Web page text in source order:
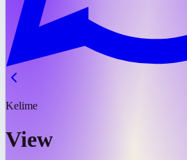
Kelime
View